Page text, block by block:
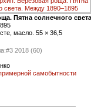
Пятна солнечного света
масло. 55 × 36,5
#3 2018 (60)
самобытности